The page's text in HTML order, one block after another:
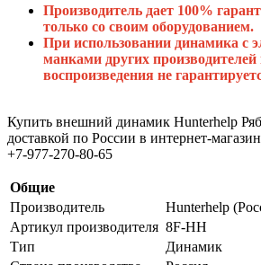
Производитель дает 100%
только со своим оборудованием.
При использовании динамика с
манками других производителей
воспроизведения не
Купить внешний динамик Hunterhelp
доставкой по России в интернет-
+7-977-270-80-65
Общие
Производитель
Hunterhelp
Артикул производителя 8F-HH
Тип
Динамик